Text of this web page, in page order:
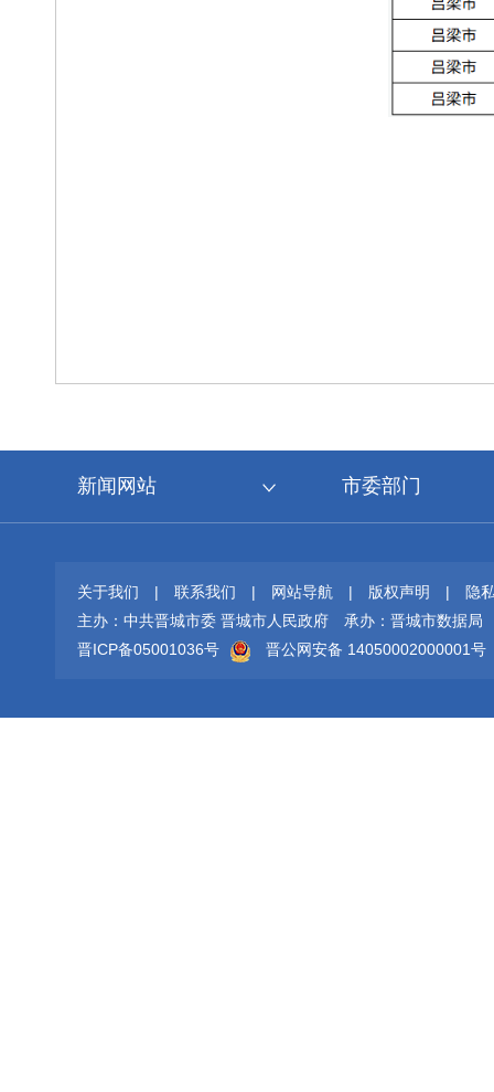
新闻网站 市委部门
关于我们 | 联系我们 | 网站导航 | 版权声明 |
隐
主办：中共晋城市委 晋城市人民政府
承办：晋城市数据局
晋ICP备05001036号
晋公网安备 14050002000001号